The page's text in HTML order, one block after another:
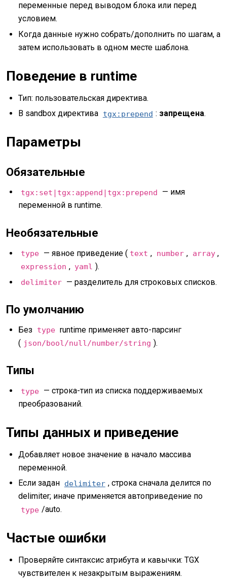
переменные перед выводом блока или перед
условием.
Когда данные нужно собрать/дополнить по шагам, а
затем использовать в одном месте шаблона.
Поведение в runtime
Тип: пользовательская директива.
В sandbox директива tgx:prepend : запрещена.
Параметры
Обязательные
tgx:set|tgx:append|tgx:prepend
— имя
переменной в runtime.
Необязательные
type — явное приведение ( text , number , array ,
expression , yaml ).
delimiter — разделитель для строковых списков.
По умолчанию
Без type runtime применяет авто-парсинг
( json/bool/null/number/string ).
Типы
type
— строка-тип из списка поддерживаемых
преобразований.
Типы данных и приведение
Добавляет новое значение в начало массива
переменной.
Если задан delimiter , строка сначала делится по
delimiter; иначе применяется автоприведение по
type /auto.
Частые ошибки
Проверяйте синтаксис атрибута и кавычки: TGX
чувствителен к незакрытым выражениям.